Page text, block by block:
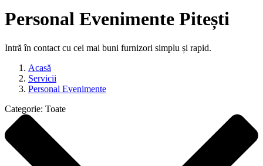
Personal Evenimente Pitești
Intră în contact cu cei mai buni furnizori simplu și rapid.
Acasă
Servicii
Personal Evenimente
Categorie: Toate